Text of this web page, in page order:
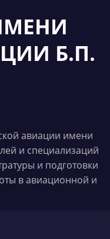
Б.П.
авиации имени
и специализаций
и подготовки
в авиационной и